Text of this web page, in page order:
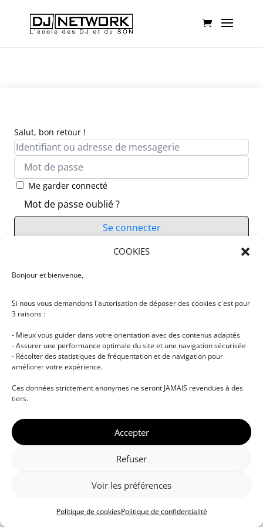
COOKIES
Bonjour et bienvenue,
Si nous vous demandons l'autorisation de déposer des cookies c'est pour
3 raisons :
- Mieux vous guider dans votre orientation avec des contenus adaptés
- Assurer une performance optimale du site et une navigation sécurisée
- Récolter des statistiques de fréquentation et de navigation pour
améliorer votre expérience.
Ces données strictement anonymes ne seront JAMAIS revendues à des
tiers.
Accepter
Refuser
Voir les préférences
Politique de cookiesPolitique de confidentialité
Salut, bon retour !
Me garder connecté
Mot de passe oublié ?
Se connecter
Vous n’avez pas de compte ?
musicale • Certifications professionnelles • Paris •